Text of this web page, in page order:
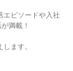
エピソードや入社
満載！
ます。